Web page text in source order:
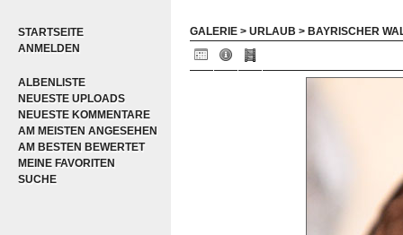
STARTSEITE
ANMELDEN
ALBENLISTE
NEUESTE UPLOADS
NEUESTE KOMMENTARE
AM MEISTEN ANGESEHEN
AM BESTEN BEWERTET
MEINE FAVORITEN
SUCHE
GALERIE > URLAUB > BAYRISCHER